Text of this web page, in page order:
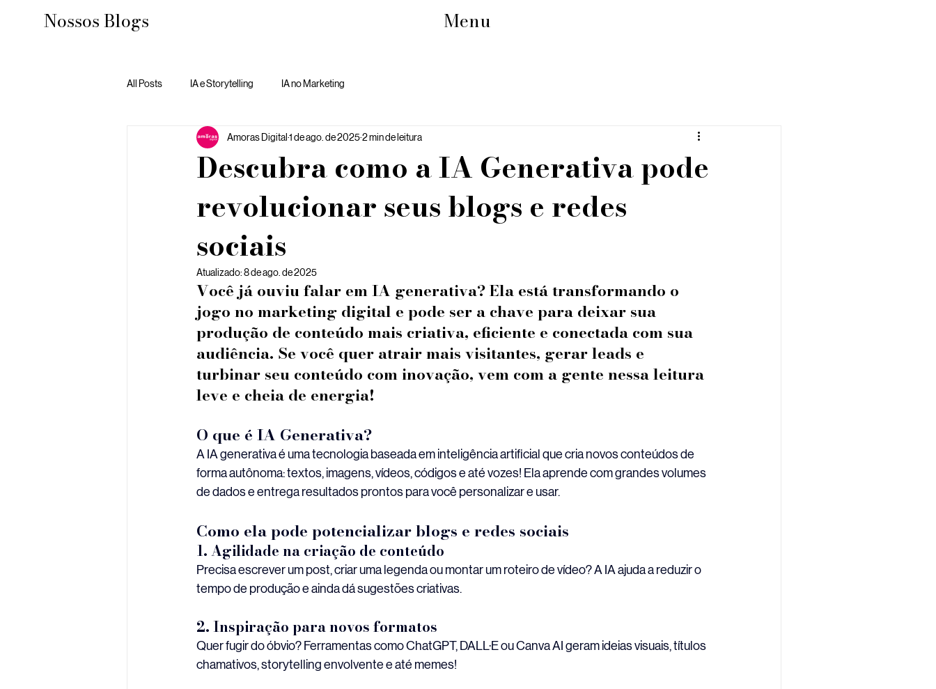
Nossos Blogs Menu
All Posts IA e Storytelling IA no Marketing
Descubra como a IA Generativa pode
revolucionar seus blogs e redes
sociais
Amoras Digital1 de ago. de 20252 min de leitura
Atualizado:8 de ago. de 2025
Você já ouviu falar em IA generativa? Ela está transformando o
jogo no marketing digital e pode ser a chave para deixar sua
produção de conteúdo mais criativa, eficiente e conectada com sua
audiência. Se você quer atrair mais visitantes, gerar leads e
turbinar seu conteúdo com inovação, vem com a gente nessa leitura
leve e cheia de energia!
O que é IA Generativa?
A IA generativa é uma tecnologia baseada em inteligência artificial que cria novos conteúdos de
forma autônoma: textos, imagens, vídeos, códigos e até vozes! Ela aprende com grandes volumes
de dados e entrega resultados prontos para você personalizar e usar.
Como ela pode potencializar blogs e redes sociais
1. Agilidade na criação de conteúdo
Precisa escrever um post, criar uma legenda ou montar um roteiro de vídeo? A IA ajuda a reduzir o
tempo de produção e ainda dá sugestões criativas.
2. Inspiração para novos formatos
Quer fugir do óbvio? Ferramentas como ChatGPT, DALL·E ou Canva AI geram ideias visuais, títulos
chamativos, storytelling envolvente e até memes!